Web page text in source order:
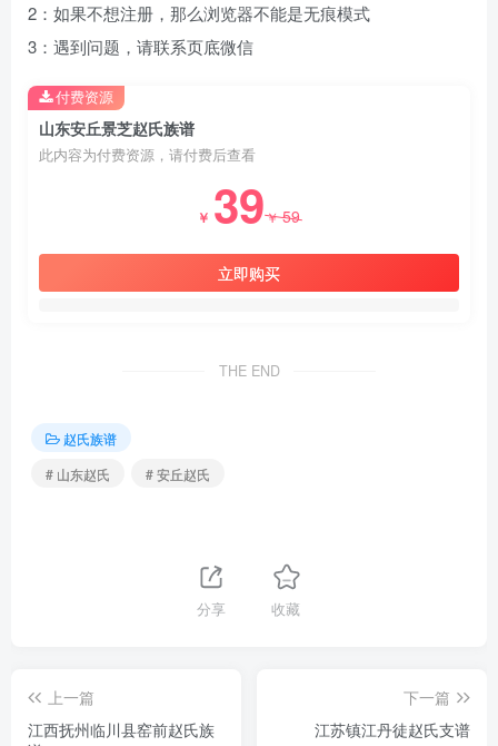
2：如果不想注册，那么浏览器不能是无痕模式
3：遇到问题，请联系页底微信
山东安丘景芝赵氏族谱
此内容为付费资源，请付费后查看
￥ 39￥59
立即购买
付费资源
THE END
赵氏族谱
# 山东赵氏
# 安丘赵氏
分享 收藏
上一篇
江西抚州临川县窑前赵氏族
下一篇
江苏镇江丹徒赵氏支谱